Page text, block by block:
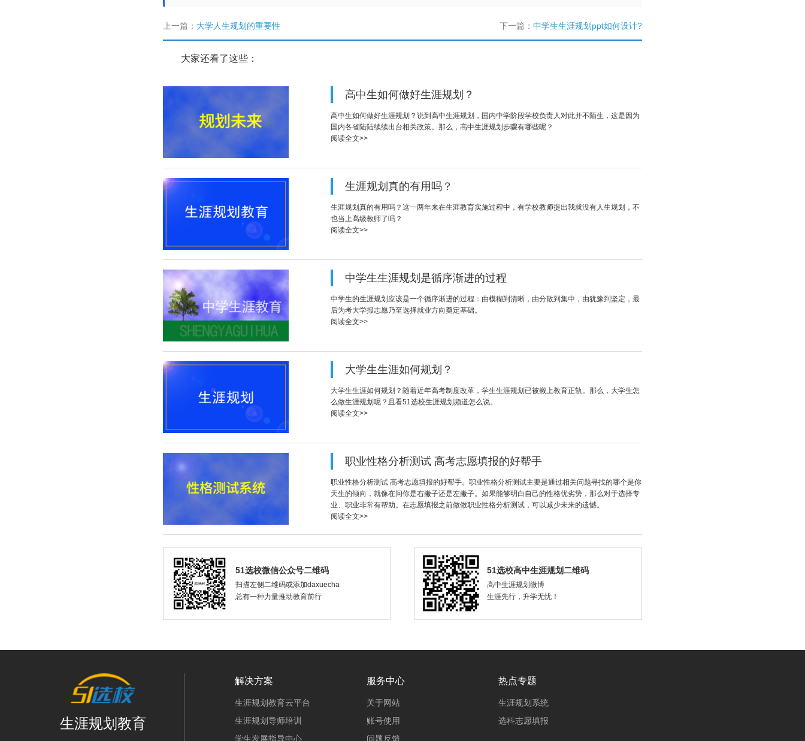
上一篇： 大学人生规划的重要性 下一篇： 中学生生涯规划ppt如何设计?
大家还看了这些：
高中生如何做好生涯规划？
高中生如何做好生涯规划？说到高中生涯规划，国内中学阶段学校负责人对此并不陌生，这是因为
国内各省陆陆续续出台相关政策。那么，高中生涯规划步骤有哪些呢？
阅读全文>>
生涯规划真的有用吗？
生涯规划真的有用吗？这一两年来在生涯教育实施过程中，有学校教师提出我就没有人生规划，不
也当上髙级教师了吗？
阅读全文>>
中学生生涯规划是循序渐进的过程
中学生的生涯规划应该是一个循序渐进的过程：由模糊到清晰，由分散到集中，由犹豫到坚定，最
后为考大学报志愿乃至选择就业方向奠定基础。
阅读全文>>
大学生生涯如何规划？
大学生生涯如何规划？随着近年高考制度改革，学生生涯规划已被搬上教育正轨。那么，大学生怎
么做生涯规划呢？且看51选校生涯规划频道怎么说。
阅读全文>>
职业性格分析测试 高考志愿填报的好帮手
职业性格分析测试 高考志愿填报的好帮手。职业性格分析测试主要是通过相关问题寻找的哪个是你
天生的倾向，就像在问你是右撇子还是左撇子。如果能够明白自己的性格优劣势，那么对于选择专
业、职业非常有帮助。在志愿填报之前做做职业性格分析测试，可以减少未来的遗憾。
阅读全文>>
51选校微信公众号二维码
扫描左侧二维码或添加daxuecha
总有一种力量推动教育前行
51选校高中生涯规划二维码
高中生涯规划微博
生涯先行，升学无忧！
生涯规划教育
解决方案
生涯规划教育云平台
生涯规划导师培训
学生发展指导中心
服务中心
关于网站
账号使用
问题反馈
热点专题
生涯规划系统
选科志愿填报